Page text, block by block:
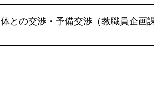
との交渉・予備交渉（教職員企画